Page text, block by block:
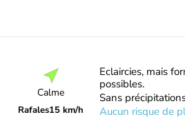
Calme
Rafales15 km/h
Eclaircies, mais
possibles.
Sans
Aucun risque de